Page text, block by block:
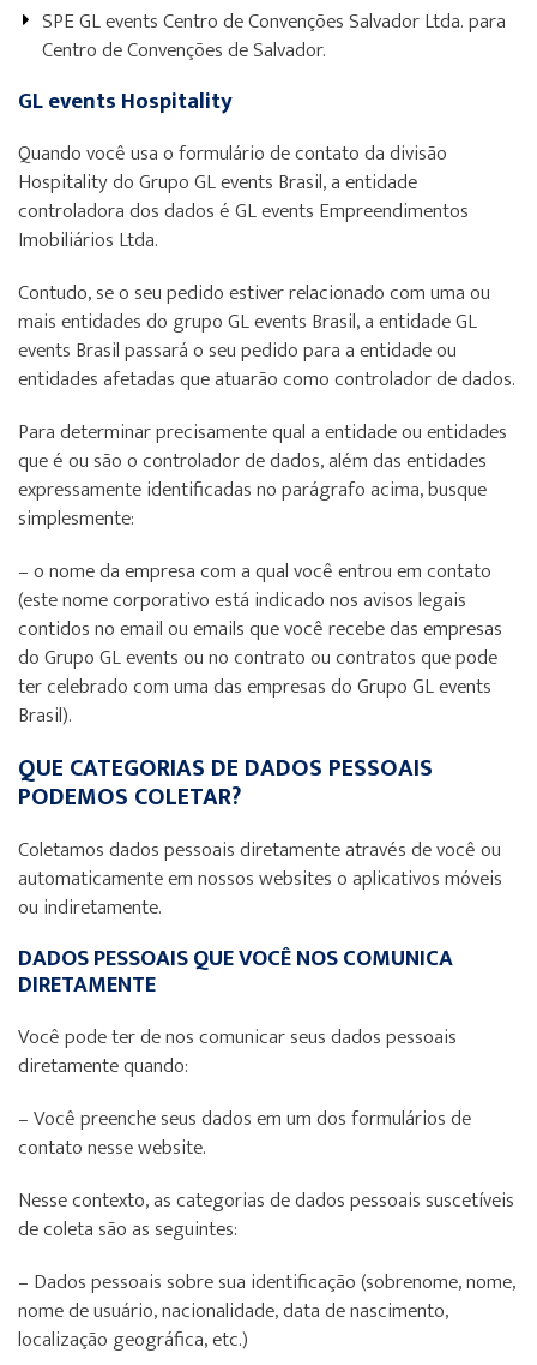
SPE GL events Centro de Convenções Salvador Ltda. para
Centro de Convenções de Salvador.
GL events Hospitality
Quando você usa o formulário de contato da divisão
Hospitality do Grupo GL events Brasil, a entidade
controladora dos dados é GL events Empreendimentos
Imobiliários Ltda.
Contudo, se o seu pedido estiver relacionado com uma ou
mais entidades do grupo GL events Brasil, a entidade GL
events Brasil passará o seu pedido para a entidade ou
entidades afetadas que atuarão como controlador de dados.
Para determinar precisamente qual a entidade ou entidades
que é ou são o controlador de dados, além das entidades
expressamente identificadas no parágrafo acima, busque
simplesmente:
– o nome da empresa com a qual você entrou em contato
(este nome corporativo está indicado nos avisos legais
contidos no email ou emails que você recebe das empresas
do Grupo GL events ou no contrato ou contratos que pode
ter celebrado com uma das empresas do Grupo GL events
Brasil).
QUE CATEGORIAS DE DADOS PESSOAIS
PODEMOS COLETAR?
Coletamos dados pessoais diretamente através de você ou
automaticamente em nossos websites o aplicativos móveis
ou indiretamente.
DADOS PESSOAIS QUE VOCÊ NOS COMUNICA
DIRETAMENTE
Você pode ter de nos comunicar seus dados pessoais
diretamente quando:
– Você preenche seus dados em um dos formulários de
contato nesse website.
Nesse contexto, as categorias de dados pessoais suscetíveis
de coleta são as seguintes:
– Dados pessoais sobre sua identificação (sobrenome, nome,
nome de usuário, nacionalidade, data de nascimento,
localização geográfica, etc.)